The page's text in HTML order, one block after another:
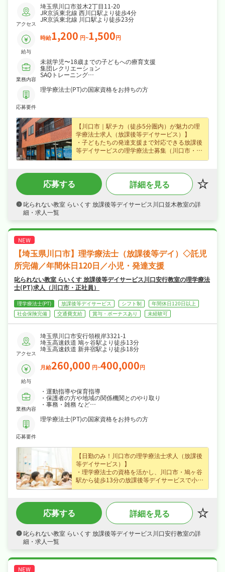
アクセス
埼玉県川口市並木2丁目11-20
JR京浜東北線 西川口駅より徒歩4分
JR京浜東北線 川口駅より徒歩23分
給与
時給1,200 円~1,500円
業務内容
未就学児〜18歳までの子どもへの療育支援
集団レクリエーション
SAQトレーニング
ソーシャルスキル習得支援
送迎業務あり
応募要件
理学療法士(PT)の国家資格をお持ちの方
【川口市｜駅チカ（徒歩5分圏内）が魅力の理
学療法士求人（放課後等デイサービス）】
・子どもたちの発達支援まで対応できる放課後
等デイサービスの理学療法士募集（川口市・西
・パート・アルバイトで時給1,200円、賞与あ
り・昇給ありなど好待遇で、効率よく収入を得
られます！
など長期休暇も取りやすくワークライフバラン
充実、はじめての方も安心して飛び込める職場
応募する 詳細を見る
叱られない教室 らいくす 放課後等デイサービス川口並木教室の詳
細・求人一覧
【埼玉県川口市】理学療法士（放課後等デイ）◇託児
所完備／年間休日120日／小児・発達支援
叱られない教室 らいくす 放課後等デイサービス川口安行教室の理学療法
士(PT)求人（川口市・正社員）
理学療法士(PT) 放課後等デイサービス シフト制
年間休日120日以上
社会保険完備
交通費支給 賞与・ボーナスあり 未経験可
アクセス
埼玉県川口市安行領根岸3321-1
埼玉高速鉄道 鳩ヶ谷駅より徒歩13分
埼玉高速鉄道 新井宿駅より徒歩18分
給与
月給260,000 円~400,000円
業務内容
・運動指導や保育指導
・保護者の方や地域の関係機関とのやり取り
・事務・雑務 など
お願いしております
応募要件
理学療法士(PT)の国家資格をお持ちの方
【日勤のみ！川口市の理学療法士求人（放課後
等デイサービス）】
・理学療法士の資格を活かし、川口市・鳩ヶ谷
駅から徒歩13分の放課後等デイサービスで小
児・発達支援など子どもたちの発達支援をお任
を積めます！
・正社員で月給26〜40万円、賞与あり・昇給あ
りなど好待遇で、安定した収入を目指せます！
2日制・年間休日120日なので、日勤のみでご家
あなたの「働きたい」を全力でサポートしま
応募する 詳細を見る
叱られない教室 らいくす 放課後等デイサービス川口安行教室の詳
細・求人一覧